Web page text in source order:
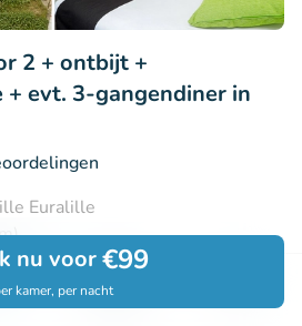
Boekingen
nu voor€99
kamer, per nacht
2 + ontbijt +
evt. 3-gangendiner in
Euralille